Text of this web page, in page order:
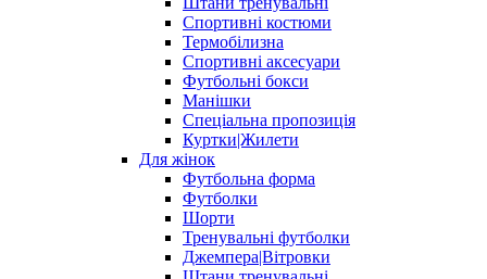
Спортивні костюми
Термобілизна
Спортивні аксесуари
Футбольні бокси
Манішки
Спеціальна пропозиція
Куртки|Жилети
Для жінок
Футбольна форма
Футболки
Шорти
Тренувальні футболки
Джемпера|Вітровки